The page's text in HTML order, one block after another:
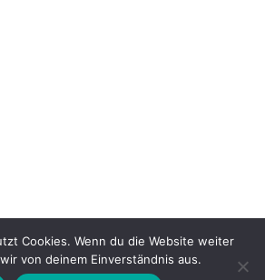
Cookies. Wenn du die Website weiter
von deinem Einverständnis aus.